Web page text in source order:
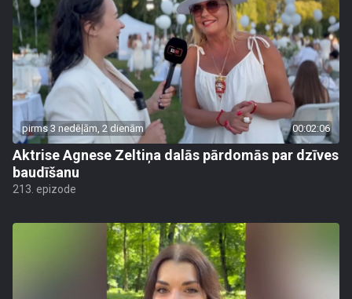
pirms 3 nedēļām, 2 dienām 00:02:06
Aktrise Agnese Zeltiņa dalās pārdomās par dzīves
baudīšanu
213. epizode